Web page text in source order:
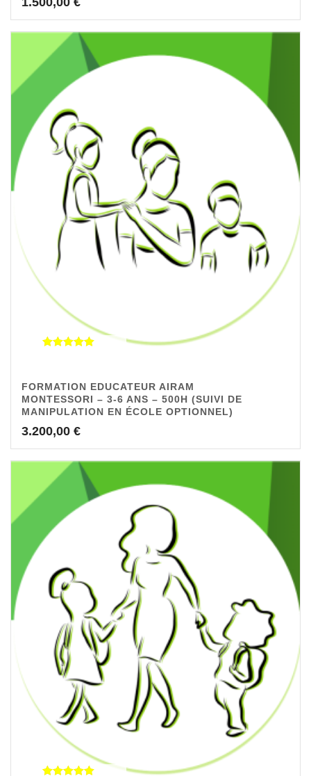
FORMATION EDUCATEUR AIRAM
MONTESSORI – 3-6 ANS – 500H (SUIVI DE
MANIPULATION EN ÉCOLE OPTIONNEL)
3.200,00 €